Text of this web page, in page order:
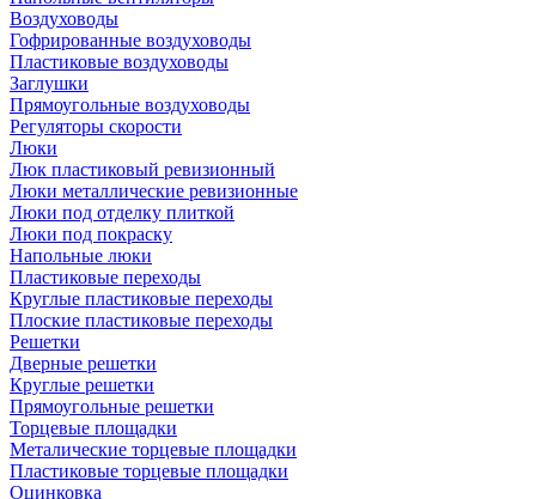
Воздуховоды
Гофрированные воздуховоды
Пластиковые воздуховоды
Заглушки
Прямоугольные воздуховоды
Регуляторы скорости
Люки
Люк пластиковый ревизионный
Люки металлические ревизионные
Люки под отделку плиткой
Люки под покраску
Напольные люки
Пластиковые переходы
Круглые пластиковые переходы
Плоские пластиковые переходы
Решетки
Дверные решетки
Круглые решетки
Прямоугольные решетки
Торцевые площадки
Металические торцевые площадки
Пластиковые торцевые площадки
Оцинковка